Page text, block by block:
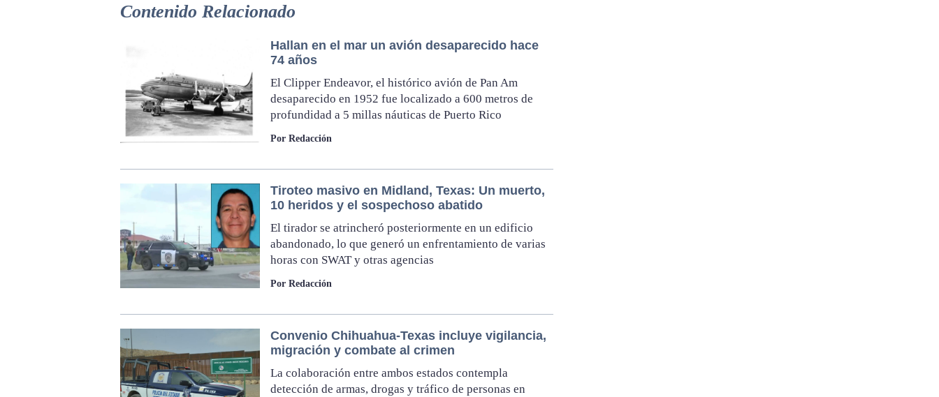
Contenido Relacionado
Hallan en el mar un avión desaparecido hace
74 años
El Clipper Endeavor, el histórico avión de Pan Am
desaparecido en 1952 fue localizado a 600 metros de
profundidad a 5 millas náuticas de Puerto Rico
Por Redacción
Tiroteo masivo en Midland, Texas: Un muerto,
10 heridos y el sospechoso abatido
El tirador se atrincheró posteriormente en un edificio
abandonado, lo que generó un enfrentamiento de varias
horas con SWAT y otras agencias
Por Redacción
Convenio Chihuahua-Texas incluye vigilancia,
migración y combate al crimen
La colaboración entre ambos estados contempla
detección de armas, drogas y tráfico de personas en